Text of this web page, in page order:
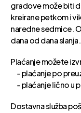
gradove može biti
kreirane petkom i
naredne sedmice.
dana od dana slanja.
Plaćanje možete
- plaćanje po
- plaćanje lično u
Dostavna služba